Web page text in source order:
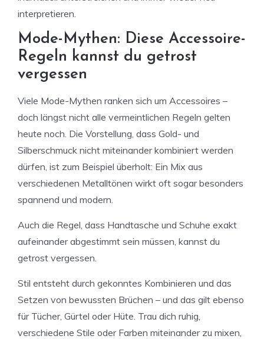
interpretieren.
Mode-Mythen: Diese Accessoire-
Regeln kannst du getrost
vergessen
Viele Mode-Mythen ranken sich um Accessoires –
doch längst nicht alle vermeintlichen Regeln gelten
heute noch. Die Vorstellung, dass Gold- und
Silberschmuck nicht miteinander kombiniert werden
dürfen, ist zum Beispiel überholt: Ein Mix aus
verschiedenen Metalltönen wirkt oft sogar besonders
spannend und modern.
Auch die Regel, dass Handtasche und Schuhe exakt
aufeinander abgestimmt sein müssen, kannst du
getrost vergessen.
Stil entsteht durch gekonntes Kombinieren und das
Setzen von bewussten Brüchen – und das gilt ebenso
für Tücher, Gürtel oder Hüte. Trau dich ruhig,
verschiedene Stile oder Farben miteinander zu mixen,